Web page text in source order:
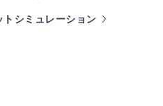
トシミュレーション